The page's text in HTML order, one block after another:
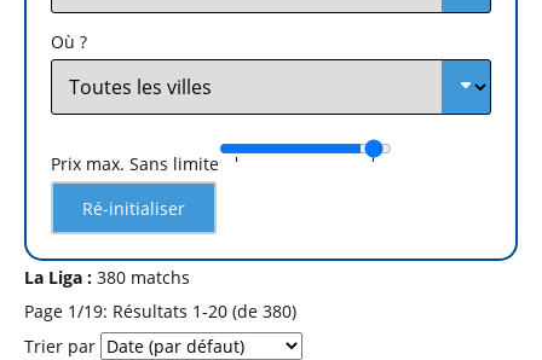
Où ?
Prix max. Sans limite
Ré-initialiser
La Liga : 380 matchs
Page 1/19: Résultats 1-20 (de 380)
Trier par